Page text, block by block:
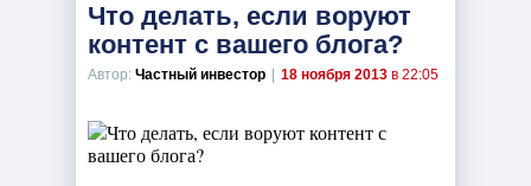
Что делать, если воруют
контент с вашего блога?
Автор: Частный инвестор 18 ноября 2013 в 22:05